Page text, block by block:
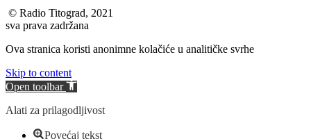
© Radio Titograd, 2021
sva prava zadržana
Ova stranica koristi anonimne kolačiće u analitičke svrhe
Skip to content
Open toolbar
Alati za prilagodljivost
Povećaj tekst